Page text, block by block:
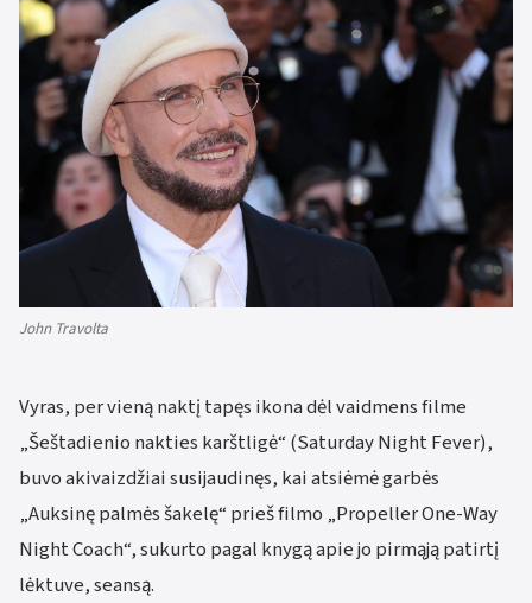
John Travolta
Vyras, per vieną naktį tapęs ikona dėl vaidmens filme
„Šeštadienio nakties karštligė“ (Saturday Night Fever),
buvo akivaizdžiai susijaudinęs, kai atsiėmė garbės
„Auksinę palmės šakelę“ prieš filmo „Propeller One-Way
Night Coach“, sukurto pagal knygą apie jo pirmąją patirtį
lėktuve, seansą.